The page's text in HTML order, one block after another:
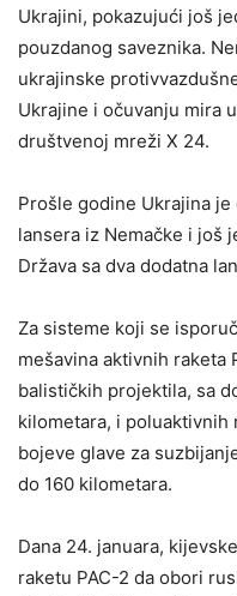
Ukrajini, pokazujući još
pouzdanog saveznika.
ukrajinske
Ukrajine i očuvanju mira
društvenoj mreži X 24.
Prošle godine Ukrajina
lansera iz Nemačke i još
Država sa dva dodatna
Za sisteme koji se
mešavina aktivnih
balističkih projektila, sa
kilometara, i poluaktivnih
bojeve glave za
do 160 kilometara.
Dana 24. januara,
raketu PAC-2 da obori